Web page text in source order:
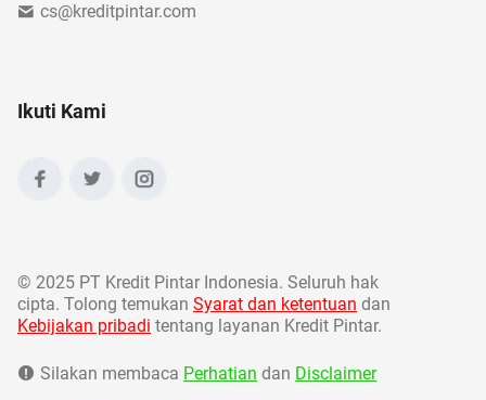
cs@kreditpintar.com
Ikuti Kami
© 2025 PT Kredit Pintar Indonesia. Seluruh hak
cipta. Tolong temukan Syarat dan ketentuan dan
Kebijakan pribadi tentang layanan Kredit Pintar.
Silakan membaca Perhatian dan Disclaimer